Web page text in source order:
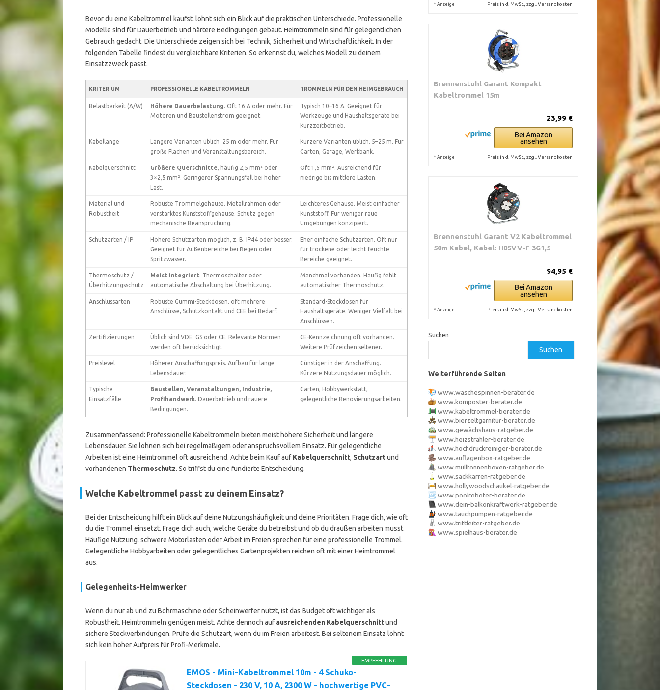
Bevor du eine Kabeltrommel kaufst, lohnt sich ein Blick auf die praktischen Unterschiede. Professionelle
Modelle sind für Dauerbetrieb und härtere Bedingungen gebaut. Heimtrommeln sind für gelegentlichen
Gebrauch gedacht. Die Unterschiede zeigen sich bei Technik, Sicherheit und Wirtschaftlichkeit. In der
folgenden Tabelle findest du vergleichbare Kriterien. So erkennst du, welches Modell zu deinem
Einsatzzweck passt.
KRITERIUM PROFESSIONELLE KABELTROMMELN TROMMELN FÜR DEN HEIMGEBRAUCH
Belastbarkeit (A/W) Höhere Dauerbelastung. Oft 16 A oder mehr. Für
Motoren und Baustellenstrom geeignet.
Typisch 10–16 A. Geeignet für
Werkzeuge und Haushaltsgeräte bei
Kurzzeitbetrieb.
Kabellänge
Längere Varianten üblich. 25 m oder mehr. Für
große Flächen und Veranstaltungsbereich.
Kurzere Varianten üblich. 5–25 m. Für
Garten, Garage, Werkbank.
Kabelquerschnitt Größere Querschnitte, häufig 2,5 mm² oder
3×2,5 mm². Geringerer Spannungsfall bei hoher
Last.
Oft 1,5 mm². Ausreichend für
niedrige bis mittlere Lasten.
Material und
Robustheit
Robuste Trommelgehäuse. Metallrahmen oder
verstärktes Kunststoffgehäuse. Schutz gegen
mechanische Beanspruchung.
Leichteres Gehäuse. Meist einfacher
Kunststoff. Für weniger raue
Umgebungen konzipiert.
Schutzarten / IP
Höhere Schutzarten möglich, z. B. IP44 oder besser.
Geeignet für Außenbereiche bei Regen oder
Spritzwasser.
Eher einfache Schutzarten. Oft nur
für trockene oder leicht feuchte
Bereiche geeignet.
Thermoschutz /
Überhitzungsschutz
Meist integriert. Thermoschalter oder
automatische Abschaltung bei Überhitzung.
Manchmal vorhanden. Häufig fehlt
automatischer Thermoschutz.
Anschlussarten
Robuste Gummi-Steckdosen, oft mehrere
Anschlüsse, Schutzkontakt und CEE bei Bedarf.
Standard-Steckdosen für
Haushaltsgeräte. Weniger Vielfalt bei
Anschlüssen.
Zertifizierungen
Üblich sind VDE, GS oder CE. Relevante Normen
werden oft berücksichtigt.
CE-Kennzeichnung oft vorhanden.
Weitere Prüfzeichen seltener.
Preislevel
Höherer Anschaffungspreis. Aufbau für lange
Lebensdauer.
Günstiger in der Anschaffung.
Kürzere Nutzungsdauer möglich.
Typische
Einsatzfälle
Baustellen, Veranstaltungen, Industrie,
Profihandwerk. Dauerbetrieb und rauere
Bedingungen.
Garten, Hobbywerkstatt,
gelegentliche Renovierungsarbeiten.
Zusammenfassend: Professionelle Kabeltrommeln bieten meist höhere Sicherheit und längere
Lebensdauer. Sie lohnen sich bei regelmäßigem oder anspruchsvollem Einsatz. Für gelegentliche
Arbeiten ist eine Heimtrommel oft ausreichend. Achte beim Kauf auf Kabelquerschnitt, Schutzartund
vorhandenen Thermoschutz. So triffst du eine fundierte Entscheidung.
Welche Kabeltrommel passt zu deinem Einsatz?
Bei der Entscheidung hilft ein Blick auf deine Nutzungshäufigkeit und deine Prioritäten. Frage dich, wie oft
du die Trommel einsetzt. Frage dich auch, welche Geräte du betreibst und ob du draußen arbeiten musst.
Häufige Nutzung, schwere Motorlasten oder Arbeit im Freien sprechen für eine professionelle Trommel.
Gelegentliche Hobbyarbeiten oder gelegentliches Gartenprojekten reichen oft mit einer Heimtrommel
aus.
Gelegenheits-Heimwerker
Wenn du nur ab und zu Bohrmaschine oder Scheinwerfer nutzt, ist das Budget oft wichtiger als
Robustheit. Heimtrommeln genügen meist. Achte dennoch auf ausreichenden Kabelquerschnittund
sichere Steckverbindungen. Prüfe die Schutzart, wenn du im Freien arbeitest. Bei seltenem Einsatz lohnt
sich kein hoher Aufpreis für Profi-Merkmale.
EMPFEHLUNG
EMOS - Mini-Kabeltrommel 10m - 4 Schuko-
Steckdosen - 230 V, 10 A, 2300 W - hochwertige PVC-
* Anzeige Preis inkl. MwSt., zzgl. Versandkosten
Brennenstuhl Garant Kompakt
Kabeltrommel 15m
23,99 €
Bei Amazon
ansehen
* Anzeige Preis inkl. MwSt., zzgl. Versandkosten
Brennenstuhl Garant V2 Kabeltrommel
50m Kabel, Kabel: H05VV-F 3G1,5
94,95 €
Bei Amazon
ansehen
* Anzeige Preis inkl. MwSt., zzgl. Versandkosten
Suchen
Suchen
Weiterführende Seiten
www.wäschespinnen-berater.de
www.komposter-berater.de
www.kabeltrommel-berater.de
www.bierzeltgarnitur-berater.de
www.gewächshaus-ratgeber.de
www.heizstrahler-berater.de
www.hochdruckreiniger-berater.de
www.auflagenbox-ratgeber.de
www.mülltonnenboxen-ratgeber.de
www.sackkarren-ratgeber.de
www.hollywoodschaukel-ratgeber.de
www.poolroboter-berater.de
www.dein-balkonkraftwerk-ratgeber.de
www.tauchpumpen-ratgeber.de
www.trittleiter-ratgeber.de
www.spielhaus-berater.de